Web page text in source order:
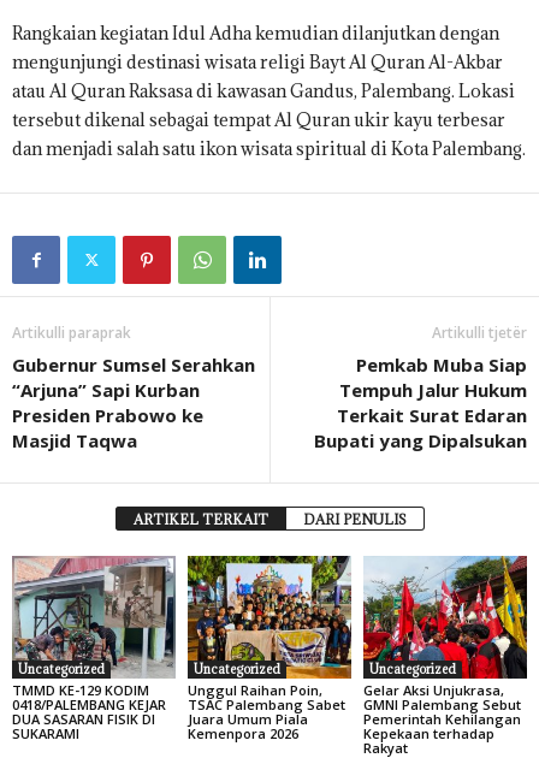
Rangkaian kegiatan Idul Adha kemudian dilanjutkan dengan
mengunjungi destinasi wisata religi Bayt Al Quran Al-Akbar
atau Al Quran Raksasa di kawasan Gandus, Palembang. Lokasi
tersebut dikenal sebagai tempat Al Quran ukir kayu terbesar
dan menjadi salah satu ikon wisata spiritual di Kota Palembang.
Artikulli paraprak
Gubernur Sumsel Serahkan
“Arjuna” Sapi Kurban
Presiden Prabowo ke
Masjid Taqwa
Artikulli tjetër
Pemkab Muba Siap
Tempuh Jalur Hukum
Terkait Surat Edaran
Bupati yang Dipalsukan
ARTIKEL TERKAIT DARI PENULIS
Uncategorized
TMMD KE-129 KODIM
0418/PALEMBANG KEJAR
DUA SASARAN FISIK DI
SUKARAMI
Uncategorized
Unggul Raihan Poin,
TSAC Palembang Sabet
Juara Umum Piala
Kemenpora 2026
Uncategorized
Gelar Aksi Unjukrasa,
GMNI Palembang Sebut
Pemerintah Kehilangan
Kepekaan terhadap
Rakyat